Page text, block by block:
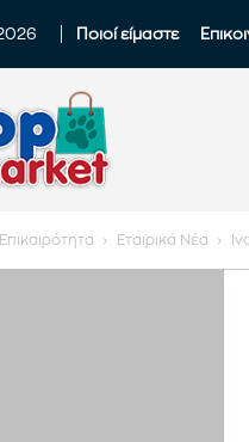
Ποιοί είμαστε
Επικαιρότητα Εταιρικά Νέα